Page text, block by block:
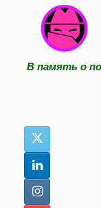
содержанию
В память о